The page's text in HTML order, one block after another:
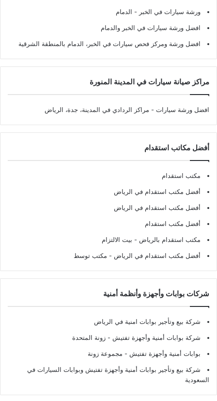
ورشة سيارات في الخبر - الدمام
افضل ورشة سيارات في الخبر والدمام
افضل ورشة ومركز فحص سيارات في الخبر، الدمام بالمنطقة الشرقية
مراكز صيانة سيارات في المدينة المنورة
افضل ورشة سيارات - مراكز الردادي في المدينة، جدة، الرياض
أفضل مكاتب استقدام
مكتب استقدام
أفضل مكتب استقدام في الرياض
أفضل مكتب استقدام في الرياض
أفضل مكتب استقدام
مكتب استقدام بالرياض - بيت الالتزام
أفضل مكتب استقدام في الرياض - مكتب توسط
شركات بوابات وأجهزة وأنظمة أمنية
شركة بيع وتأجير بوابات امنية في الرياض
شركة بوابات أمنية وأجهزة تفتيش - زونة المتحدة
بوابات أمنية وأجهزة تفتيش - مجموعة زونة
شركة بيع وتأجير بوابات أمنية وأجهزة تفتيش وبوابات السيارات في
السعودية